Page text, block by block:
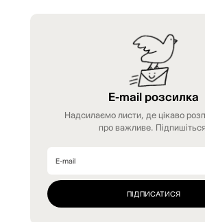
E-mail розсилка
Надсилаємо листи, де цікаво
про важливе.